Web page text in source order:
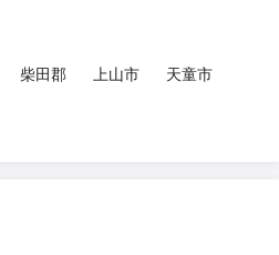
柴田郡 上山市
天童市